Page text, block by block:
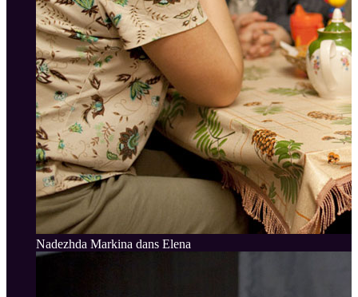
Nadezhda Markina dans Elena